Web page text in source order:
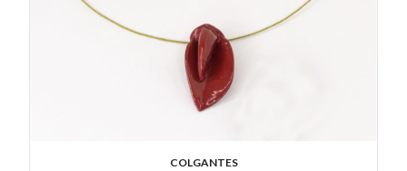
COLGANTES